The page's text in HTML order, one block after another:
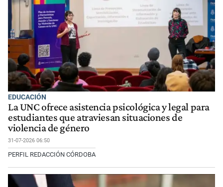
EDUCACIÓN
La UNC ofrece asistencia psicológica y legal para
estudiantes que atraviesan situaciones de
violencia de género
31-07-2026 06:50
PERFIL REDACCIÓN CÓRDOBA